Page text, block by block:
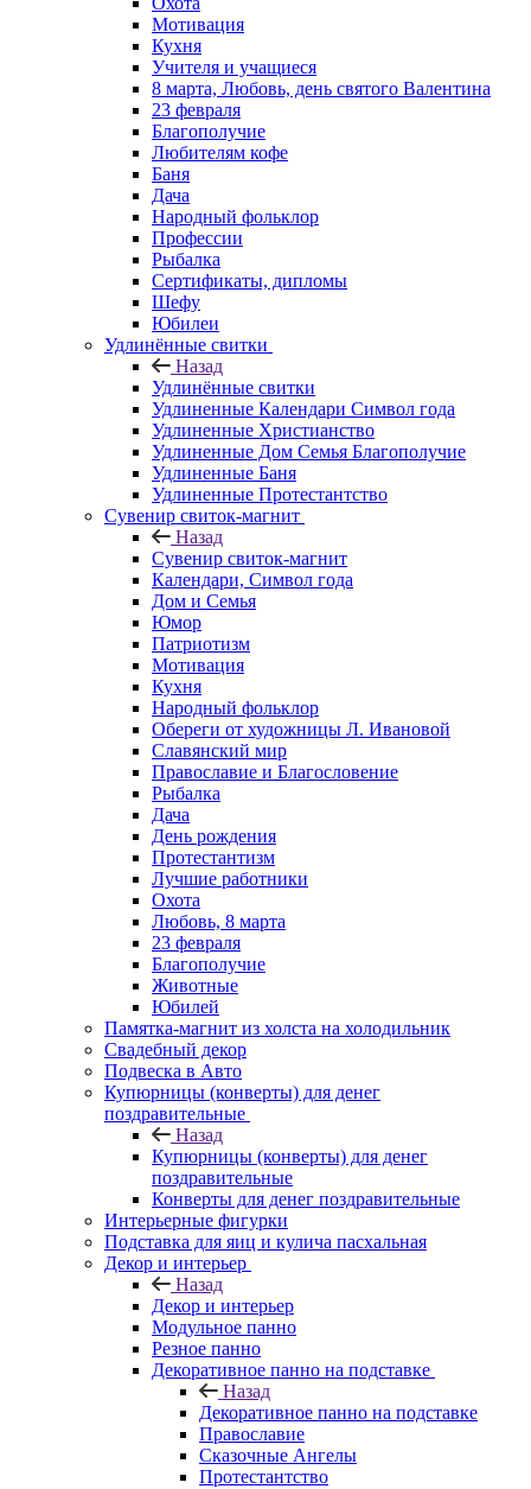
Мотивация
Кухня
Учителя и учащиеся
8 марта, Любовь, день святого Валентина
23 февраля
Благополучие
Любителям кофе
Баня
Дача
Народный фольклор
Профессии
Рыбалка
Сертификаты, дипломы
Шефу
Юбилеи
Удлинённые свитки
Назад
Удлинённые свитки
Удлиненные Календари Символ года
Удлиненные Христианство
Удлиненные Дом Семья Благополучие
Удлиненные Баня
Удлиненные Протестантство
Сувенир свиток-магнит
Назад
Сувенир свиток-магнит
Календари, Символ года
Дом и Семья
Юмор
Патриотизм
Мотивация
Кухня
Народный фольклор
Обереги от художницы Л. Ивановой
Славянский мир
Православие и Благословение
Рыбалка
Дача
День рождения
Протестантизм
Лучшие работники
Охота
Любовь, 8 марта
23 февраля
Благополучие
Животные
Юбилей
Памятка-магнит из холста на холодильник
Свадебный декор
Подвеска в Авто
Купюрницы (конверты) для денег
поздравительные
Назад
Купюрницы (конверты) для денег
поздравительные
Конверты для денег поздравительные
Интерьерные фигурки
Подставка для яиц и кулича пасхальная
Декор и интерьер
Назад
Декор и интерьер
Модульное панно
Резное панно
Декоративное панно на подставке
Назад
Декоративное панно на подставке
Православие
Сказочные Ангелы
Протестантство